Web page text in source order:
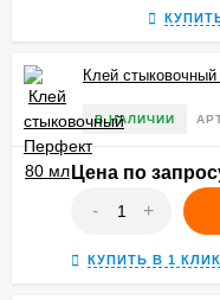
Клей
В НАЛИЧИИ
Цена по
-
+
КУПИТЬ В 1 КЛИК